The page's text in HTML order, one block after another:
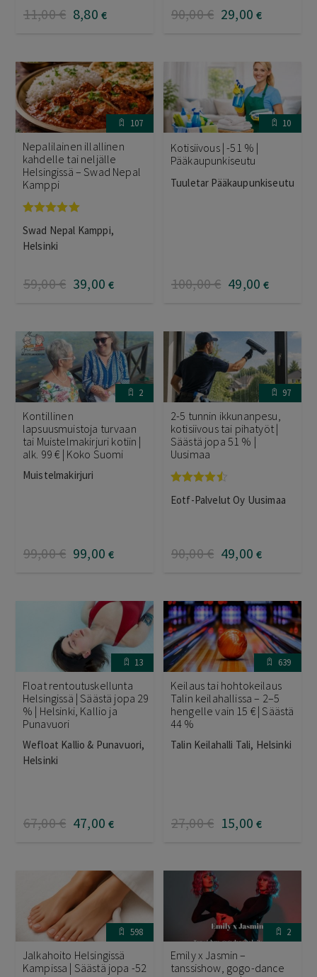
11,00€ 8,80 € 90,00€ 29,00 €
107
Nepalilainen illallinen
kahdelle tai neljälle
Helsingissä – Swad Nepal
Kamppi
tuotteesta:
5.00/ 5
Swad Nepal Kamppi,
Helsinki
59,00€ 39,00 €
10
Kotisiivous | -51 % |
Pääkaupunkiseutu
Tuuletar Pääkaupunkiseutu
100,00€ 49,00 €
2
Kontillinen
lapsuusmuistoja turvaan
tai Muistelmakirjuri kotiin |
alk. 99 € | Koko Suomi
Muistelmakirjuri
99,00€ 99,00 €
97
2-5 tunnin ikkunanpesu,
kotisiivous tai pihatyöt |
Säästä jopa 51 % |
Uusimaa
tuotteesta:
Eotf-Palvelut Oy Uusimaa
90,00€ 49,00 €
13
Float rentoutuskellunta
Helsingissä | Säästä jopa 29
% | Helsinki, Kallio ja
Punavuori
Wefloat Kallio & Punavuori,
Helsinki
67,00€ 47,00 €
639
Keilaus tai hohtokeilaus
Talin keilahallissa – 2–5
hengelle vain 15 € | Säästä
44 %
Talin Keilahalli Tali, Helsinki
27,00€ 15,00 €
598
Jalkahoito Helsingissä
Kampissa | Säästä jopa -52
2
Emily x Jasmin –
tanssishow, gogo-dance